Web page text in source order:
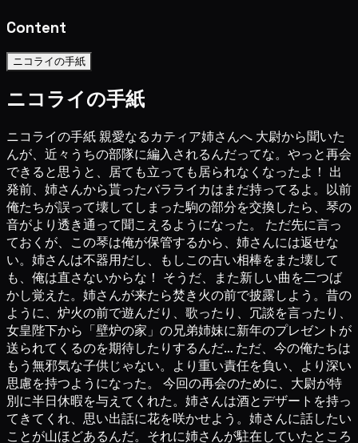
Content
ニコライの手紙
ニコライの手紙
ニコライの手紙 親愛なるカティア姉さんへ 大尉から聞いた
んが、近々うちの部隊に編入されるんだってな。やっと再会
できると思うと、居ても立っても居られなくなったよ！ 出
発前、姉さんから貰ったバラライカはまだ持ってるよ。以前
俺たちが誤って壊してしまった駒の部分を交換したら、琴の
音がより透き通って聞こえるようになった。 ただ先に言っ
ておくが、この琴は俺が保管するから、姉さんには返せな
い。姉さんは不器用だし、もしこの古い相棒をまた壊して
も、俺は直さないからな！ そうだ、また新しい曲を二つば
かし覚えた。姉さんが来たら焚き火の前で披露しよう。昔の
ように、炉火の前で遊んだり、歌ったり、冗談を言ったり、
女皇陛下から「壁炉の家」の兄弟姉妹に新年のプレゼントが
送られてくるのを期待したりするんだ… ただ、今の俺たちは
もう無邪気な子供じゃない。より重い責任を負い、より深い
思慮を持つようになった。 今回の再会のために、大尉が特
別に半日休暇を与えてくれた。姉さんは酒とデザートを持っ
てきてくれ、思い出話に花を咲かせよう。姉さんに話したい
ことが山ほどあるんだ。それに姉さんが駐在していたところ